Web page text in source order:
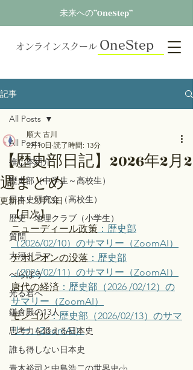
未来への”OneStep”
オンラインスクール OneStep
記事
All Posts
推し本紹介
歴史部（中学生～高校生）
日本史研究会（高校生）
歴史・地理クラブ（小学生）
質問
大河ドラマ
べらぼう
光る君へ
鎌倉殿の13人
思考力を鍛える日本史
誰も得しない日本史
All Posts
【歴史部日記】2026年2月2
週まとめ
順大 古川
2月10日 読了時間: 13分
更新日：2月13日
【目次】
ニューディール政策 ：歴史部
（2026/02/10）のサマリー（ZoomAI）
ナポレオンの没落 ：歴史部
（2026/02/11）のサマリー（ZoomAI）
唐代の経済 ：歴史部（2026 /02/12）の
サマリー（ZoomAI）
モンゴル：歴史部（2026/02/13）のサマ
リー（ZoomAI）